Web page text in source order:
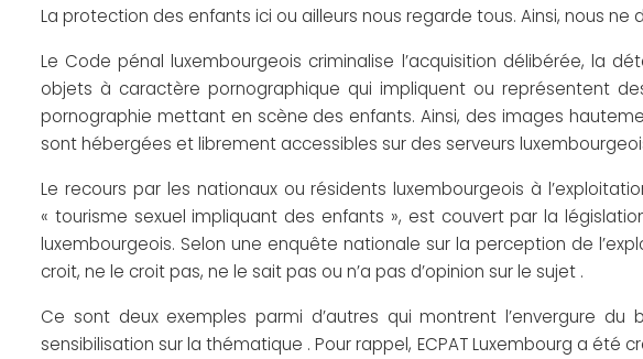
La protection des enfants ici ou ailleurs nous regarde tous. Ainsi, nous
Le Code pénal luxembourgeois criminalise l’acquisition délibérée, la
objets à caractère pornographique qui impliquent ou représentent
pornographie mettant en scène des enfants. Ainsi, des images
sont hébergées et librement accessibles sur des serveurs
Le recours par les nationaux ou résidents luxembourgeois à
« tourisme sexuel impliquant des enfants », est couvert par la
luxembourgeois. Selon une enquête nationale sur la perception de
croit, ne le croit pas, ne le sait pas ou n’a pas d’opinion sur le sujet .
Ce sont deux exemples parmi d’autres qui montrent l’envergure
sensibilisation sur la thématique . Pour rappel, ECPAT Luxembourg a été